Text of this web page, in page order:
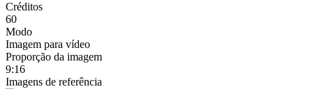
Créditos
60
Modo
Imagem para vídeo
Proporção da imagem
9:16
Imagens de referência